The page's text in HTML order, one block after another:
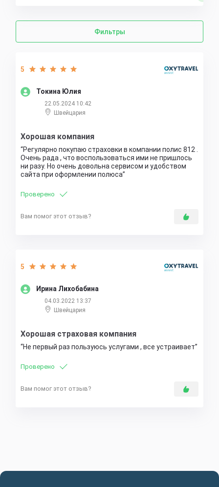
Токина Юлия
5
22.05.2024 10:42
Швейцария
Хорошая компания
Регулярно покупаю страховки в компании полис 812 .
Очень рада , что воспользоваться ими не пришлось
ни разу. Но очень довольна сервисом и удобством
сайта при оформлении полюса
Проверено
Вам помог этот отзыв?
Ирина Лихобабина
5
04.03.2022 13:37
Швейцария
Хорошая страховая компания
Не первый раз пользуюсь услугами , все устраивает
Проверено
Вам помог этот отзыв?
Фильтры